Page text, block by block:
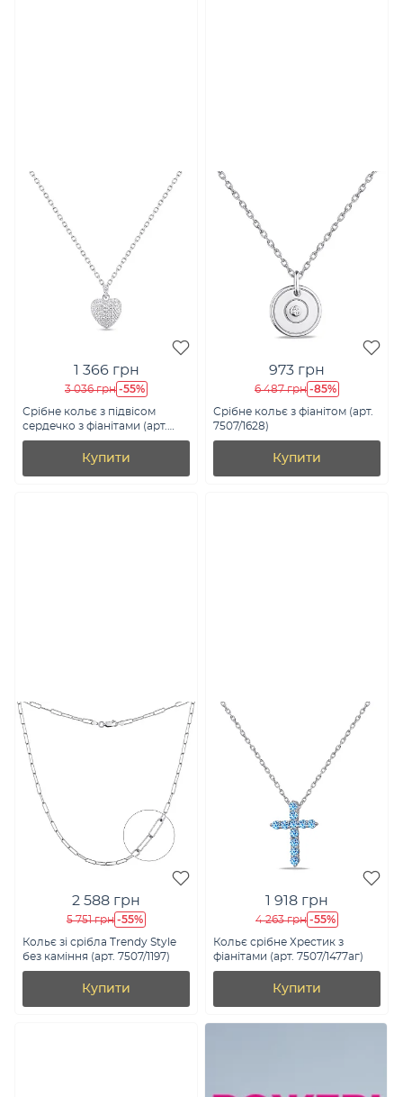
1 366 грн
3 036 грн -55%
Срібне кольє з підвісом
сердечко з фіанітами (арт.
7507/2479)
Купити
973 грн
6 487 грн -85%
Срібне кольє з фіанітом (арт.
7507/1628)
Купити
2 588 грн
5 751 грн -55%
Кольє зі срібла Trendy Style
без каміння (арт. 7507/1197)
Купити
1 918 грн
4 263 грн -55%
Кольє срібне Хрестик з
фіанітами (арт. 7507/1477аг)
Купити